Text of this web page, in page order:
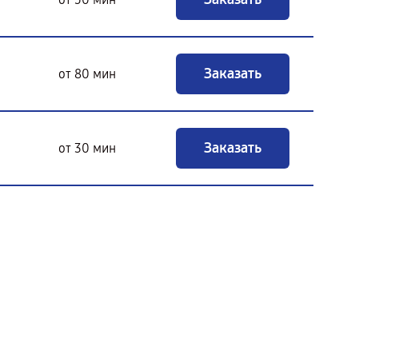
от 80 мин Заказать
от 30 мин Заказать